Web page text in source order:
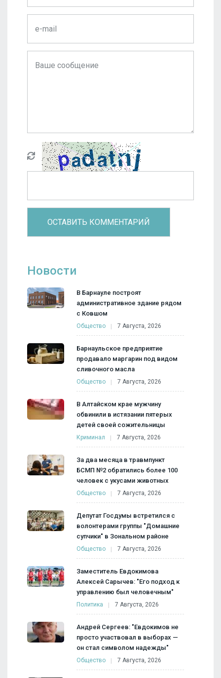
Новости
В Барнауле построят
административное здание рядом
с Ковшом
Общество 7 Августа, 2026
Барнаульское предприятие
продавало маргарин под видом
сливочного масла
Общество 7 Августа, 2026
В Алтайском крае мужчину
обвинили в истязании пятерых
детей своей сожительницы
Криминал 7 Августа, 2026
За два месяца в травмпункт
БСМП №2 обратились более 100
человек с укусами животных
Общество 7 Августа, 2026
Депутат Госдумы встретился с
волонтерами группы "Домашние
супчики" в Зональном районе
Общество 7 Августа, 2026
Заместитель Евдокимова
Алексей Сарычев: "Его подход к
управлению был человечным"
Политика 7 Августа, 2026
Андрей Сергеев: "Евдокимов не
просто участвовал в выборах —
он стал символом надежды"
Общество 7 Августа, 2026